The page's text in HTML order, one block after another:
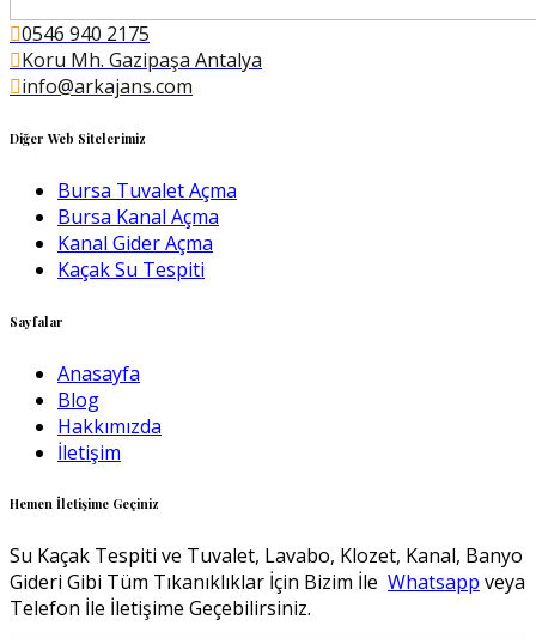
0546 940 2175
Koru Mh. Gazipaşa Antalya
info@arkajans.com
Diğer Web Sitelerimiz
Bursa Tuvalet Açma
Bursa Kanal Açma
Kanal Gider Açma
Kaçak Su Tespiti
Sayfalar
Anasayfa
Blog
Hakkımızda
İletişim
Hemen İletişime Geçiniz
Su Kaçak Tespiti ve Tuvalet, Lavabo, Klozet, Kanal, Banyo
Gideri Gibi Tüm Tıkanıklıklar İçin Bizim İle Whatsapp veya
Telefon İle İletişime Geçebilirsiniz.